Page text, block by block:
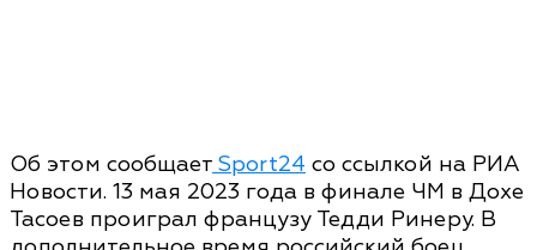
Об этом сообщает Sport24 со ссылкой на РИА
Новости. 13 мая 2023 года в финале ЧМ в Дохе
Тасоев проиграл французу Тедди Ринеру. В